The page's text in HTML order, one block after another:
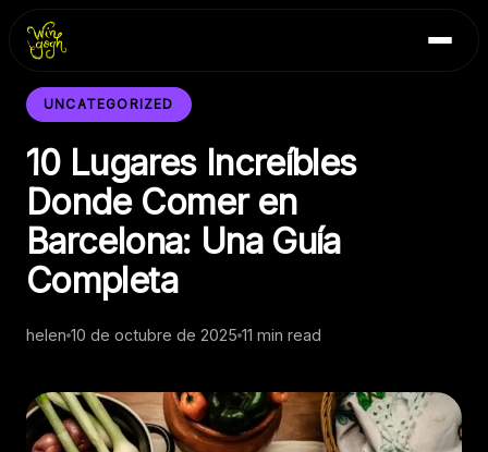
Inicio
Blog
Contacto
UNCATEGORIZED
10 Lugares Increíbles
Donde Comer en
Barcelona: Una Guía
Completa
helen 10 de octubre de 2025 11 min read